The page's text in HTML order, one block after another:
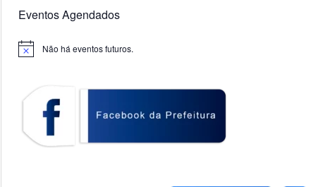
Eventos Agendados
Notice Não há eventos futuros.